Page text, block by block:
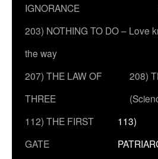
IGNORANCE
203) NOTHING TO DO – Love
the way
207) THE LAW OF
THREE
208)
112) THE FIRST
GATE
113)